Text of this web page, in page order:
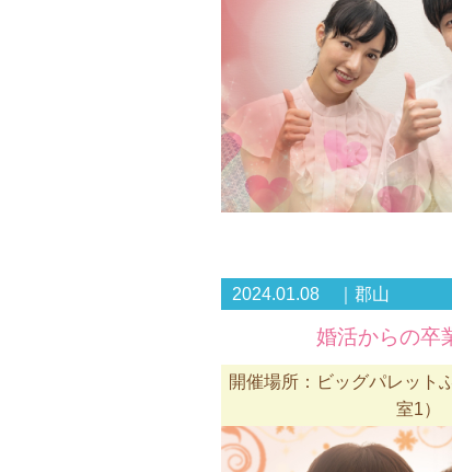
2024.01.08 ｜郡山
婚活からの
開催場所：ビッグパレット
室1）